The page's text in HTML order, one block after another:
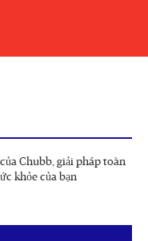
Chubb, giải pháp toàn
khỏe của bạn